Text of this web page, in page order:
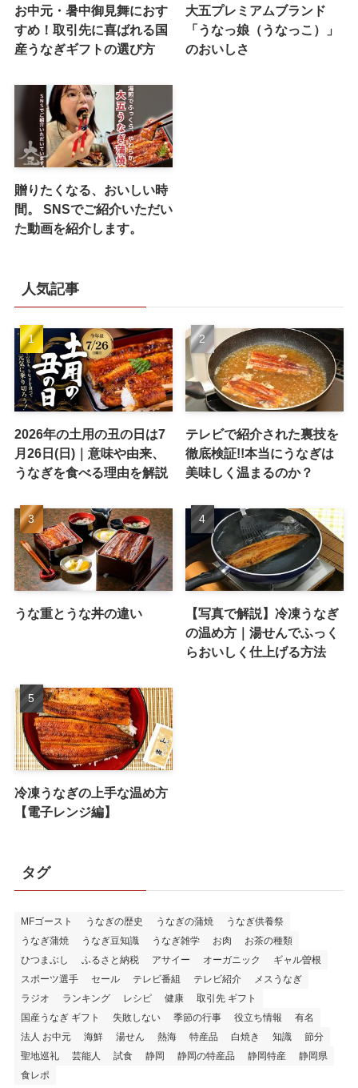
お中元・暑中御見舞におす
すめ！取引先に喜ばれる国
産うなぎギフトの選び方
大五プレミアムブランド
「うなっ娘（うなっこ）」
のおいしさ
贈りたくなる、おいしい時
間。 SNSでご紹介いただい
た動画を紹介します。
人気記事
2026年の土用の丑の日は7
月26日(日)｜意味や由来、
うなぎを食べる理由を解説
テレビで紹介された裏技を
徹底検証!!本当にうなぎは
美味しく温まるのか？
うな重とうな丼の違い
【写真で解説】冷凍うなぎ
の温め方｜湯せんでふっく
らおいしく仕上げる方法
冷凍うなぎの上手な温め方
【電子レンジ編】
タグ
MFゴースト うなぎの歴史 うなぎの蒲焼
うなぎ供養祭
うなぎ蒲焼
うなぎ豆知識 うなぎ雑学 お肉
お茶の種類
ひつまぶし
ふるさと納税 アサイー オーガニック
ギャル曽根
スポーツ選手
セール テレビ番組 テレビ紹介
メスうなぎ
ラジオ
ランキング レシピ 健康
取引先 ギフト
国産うなぎ ギフト
失敗しない 季節の行事 役立ち情報
有名
法人 お中元
海鮮 湯せん 熱海 特産品 白焼き 知識
節分
聖地巡礼
芸能人 試食 静岡 静岡の特産品 静岡特産
静岡県
食レポ